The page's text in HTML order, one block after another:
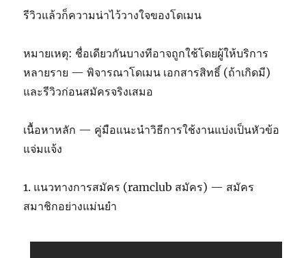
รีวิวแล้วก็ความน่าไว้วางใจของโดเมน
หมายเหตุ: ชื่อเดียวกันบางทีอาจถูกใช้โดยผู้ให้บริการ
หลายราย — พิจารณาโดเมน เอกสารสิทธิ์ (ถ้าเกิดมี)
และรีวิวก่อนสมัครจริงเสมอ
เนื้อหาหลัก — คู่มือแนะนำวิธีการใช้งานแบ่งเป็นหัวข้อ
แจ่มแจ้ง
1. แนวทางการสมัคร (ramclub สมัคร) — สมัคร
สมาชิกอย่างแม่นยำ